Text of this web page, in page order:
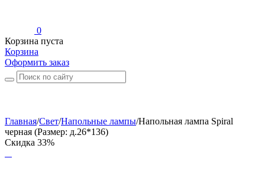
0
Корзина пуста
Корзина
Оформить заказ
Главная/Свет/Напольные лампы/Напольная лампа Spiral
черная (Размер: д.26*136)
Скидка 33%